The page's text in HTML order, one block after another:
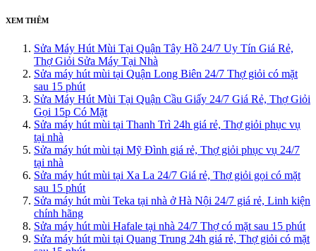
XEM THÊM
Sửa Máy Hút Mùi Tại Quận Tây Hồ 24/7 Uy Tín Giá Rẻ,
Thợ Giỏi Sửa Máy Tại Nhà
Sửa máy hút mùi tại Quận Long Biên 24/7 Thợ giỏi có mặt
sau 15 phút
Sửa Máy Hút Mùi Tại Quận Cầu Giấy 24/7 Giá Rẻ, Thợ Giỏi
Gọi 15p Có Mặt
Sửa máy hút mùi tại Thanh Trì 24h giá rẻ, Thợ giỏi phục vụ
tại nhà
Sửa máy hút mùi tại Mỹ Đình giá rẻ, Thợ giỏi phục vụ 24/7
tại nhà
Sửa máy hút mùi tại Xa La 24/7 Giá rẻ, Thợ giỏi gọi có mặt
sau 15 phút
Sửa máy hút mùi Teka tại nhà ở Hà Nội 24/7 giá rẻ, Linh kiện
chính hãng
Sửa máy hút mùi Hafale tại nhà 24/7 Thợ có mặt sau 15 phút
Sửa máy hút mùi tại Quang Trung 24h giá rẻ, Thợ giỏi có mặt